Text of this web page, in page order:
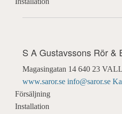
S A Gustavssons Rör &
Magasingatan 14 640 23
www.saror.se info@saror.se
Försäljning
Installation